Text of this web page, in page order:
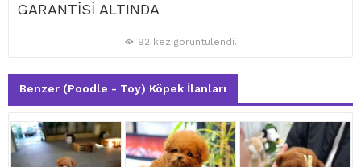
GARANTİSİ ALTINDA
92 kez görüntülendi.
Benzer (Poodle - Toy) Köpek İlanları